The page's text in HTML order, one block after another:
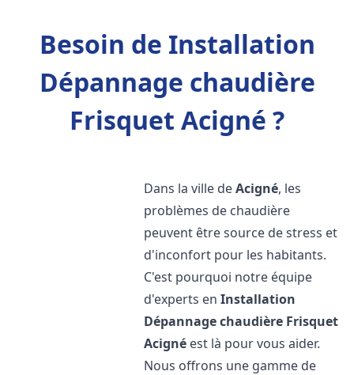
Besoin de Installation
Dépannage chaudière
Frisquet Acigné ?
Dans la ville deAcigné, les
problèmes de chaudière
peuvent être source de stress et
d'inconfort pour les habitants.
C'est pourquoi notre équipe
d'experts enInstallation
Dépannage chaudière Frisquet
Acigné est là pour vous aider.
Nous offrons une gamme de